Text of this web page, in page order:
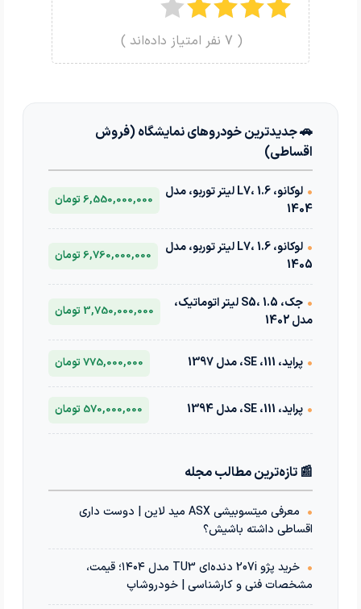
(
7 نفر امتیاز داده‌اند )
🚗 جدیدترین خودروهای نمایشگاه (فروش
اقساطی)
•
لوکانو، L7، 1.6 لیتر توربو، مدل
1404
6,550,000,000 تومان
•
لوکانو، L7، 1.6 لیتر توربو، مدل
1405
6,760,000,000 تومان
•
جک، S5، 1.5 لیتر اتوماتیک،
مدل 1402
3,750,000,000 تومان
• پراید، 111، SE، مدل 1397 775,000,000 تومان
• پراید، 111، SE، مدل 1394 570,000,000 تومان
📰 تازه‌ترین مطالب مجله
•
معرفی میتسوبیشی ASX مید لاین | دوست داری
اقساطی داشته باشیش؟
•
خرید پژو 207i دنده‌ای TU3 مدل ۱۴۰۴؛ قیمت،
مشخصات فنی و کارشناسی | خودروشاپ